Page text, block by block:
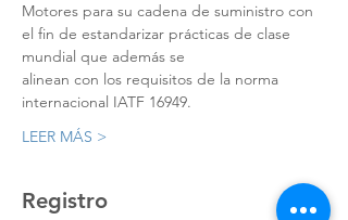
Motores para su cadena de suministro con
el fin de estandarizar prácticas de clase
mundial que además se
alinean con los requisitos de la norma
internacional IATF 16949.
LEER MÁS >
Registro